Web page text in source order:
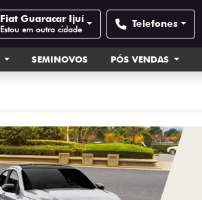
Fiat Guaracar Ijuí
Estou em outra cidade Telefones
SEMINOVOS PÓS VENDAS